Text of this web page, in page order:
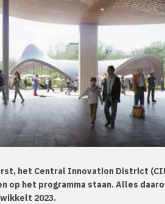
het Central Innovation District
op het programma staan. Alles
2023.